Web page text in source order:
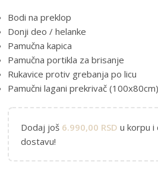
Bodi na preklop
Donji deo / helanke
Pamučna kapica
Pamučna portikla za brisanje
Rukavice protiv grebanja po licu
Pamučni lagani prekrivač (100x80cm)
Dodaj još 6.990,00 RSD u korpu i
dostavu!